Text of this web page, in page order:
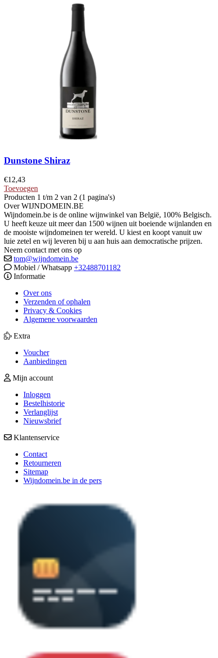
Dunstone Shiraz
€12,43
Toevoegen
Producten 1 t/m 2 van 2 (1 pagina's)
Over WIJNDOMEIN.BE
Wijndomein.be is de online wijnwinkel van België, 100% Belgisch.
U heeft keuze uit meer dan 1500 wijnen uit boeiende wijnlanden en
de mooiste wijndomeinen ter wereld. U kiest en koopt vanuit uw
luie zetel en wij leveren bij u aan huis aan democratische prijzen.
Neem contact met ons op
tom@wijndomein.be
Mobiel / Whatsapp +32488701182
Informatie
Over ons
Verzenden of ophalen
Privacy & Cookies
Algemene voorwaarden
Extra
Voucher
Aanbiedingen
Mijn account
Inloggen
Bestelhistorie
Verlanglijst
Nieuwsbrief
Klantenservice
Contact
Retourneren
Sitemap
Wijndomein.be in de pers